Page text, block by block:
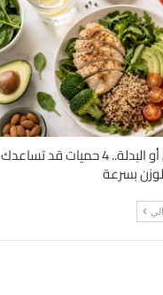
قبل الفستان أو البدلة.. 4 حميات قد تساعدك
بسرعة